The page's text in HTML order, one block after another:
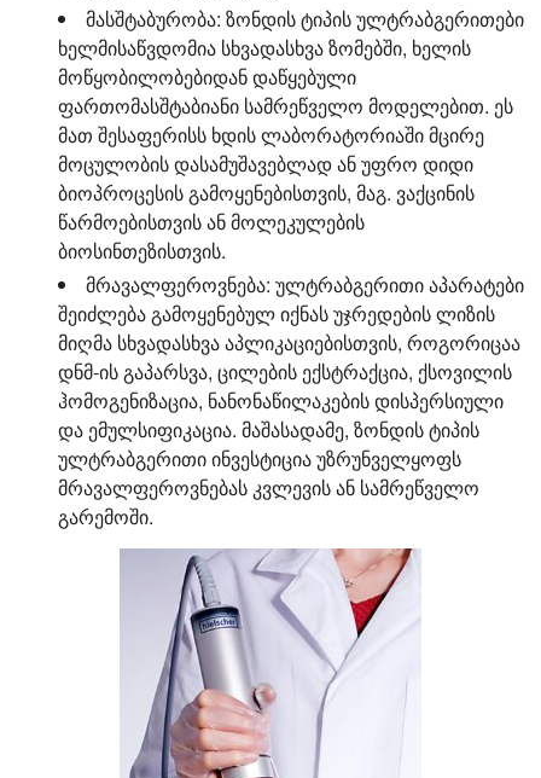
მასშტაბურობა: ზონდის ტიპის ულტრაბგერითები
ხელმისაწვდომია სხვადასხვა ზომებში, ხელის
მოწყობილობებიდან დაწყებული
ფართომასშტაბიანი სამრეწველო მოდელებით. ეს
მათ შესაფერისს ხდის ლაბორატორიაში მცირე
მოცულობის დასამუშავებლად ან უფრო დიდი
ბიოპროცესის გამოყენებისთვის, მაგ. ვაქცინის
წარმოებისთვის ან მოლეკულების
ბიოსინთეზისთვის.
მრავალფეროვნება: ულტრაბგერითი აპარატები
შეიძლება გამოყენებულ იქნას უჯრედების ლიზის
მიღმა სხვადასხვა აპლიკაციებისთვის, როგორიცაა
დნმ-ის გაპარსვა, ცილების ექსტრაქცია, ქსოვილის
ჰომოგენიზაცია, ნანონაწილაკების დისპერსიული
და ემულსიფიკაცია. მაშასადამე, ზონდის ტიპის
ულტრაბგერითი ინვესტიცია უზრუნველყოფს
მრავალფეროვნებას კვლევის ან სამრეწველო
გარემოში.